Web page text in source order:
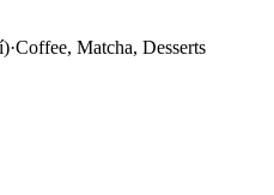
)·Coffee, Matcha, Desserts